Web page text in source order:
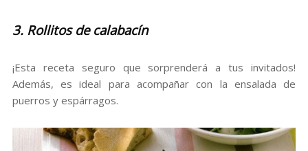
3. Rollitos de calabacín
¡Esta receta seguro que sorprenderá a tus invitados!
Además, es ideal para acompañar con la ensalada de
puerros y espárragos.